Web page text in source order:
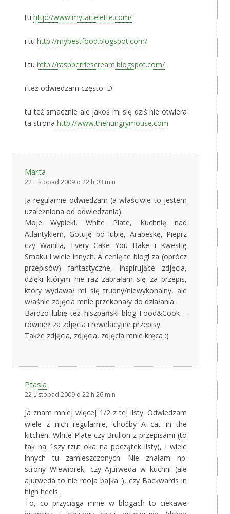
tu http://www.mytartelette.com/
i tu http://mybestfood.blogspot.com/
i tu http://raspberriescream.blogspot.com/
i też odwiedzam często :D
tu też smacznie ale jakoś mi się dziś nie otwiera
ta strona http://www.thehungrymouse.com
Marta
22 Listopad 2009 o 22 h 03 min
Ja regularnie odwiedzam (a właściwie to jestem
uzależniona od odwiedzania):
Moje Wypieki, White Plate, Kuchnię nad
Atlantykiem, Gotuję bo lubię, Arabeskę, Pieprz
czy Wanilia, Every Cake You Bake i Kwestię
Smaku i wiele innych. A cenię te blogi za (oprócz
przepisów) fantastyczne, inspirujące zdjęcia,
dzięki którym nie raz zabrałam się za przepis,
który wydawał mi się trudny/niewykonalny, ale
właśnie zdjęcia mnie przekonały do działania.
Bardzo lubię też hiszpański blog Food&Cook –
również za zdjęcia i rewelacyjne przepisy.
Także zdjęcia, zdjęcia, zdjęcia mnie kręca :)
Ptasia
22 Listopad 2009 o 22 h 26 min
Ja znam mniej więcej 1/2 z tej listy. Odwiedzam
wiele z nich regularnie, choćby A cat in the
kitchen, White Plate czy Brulion z przepisami (to
tak na 1szy rzut oka na początek listy), i wiele
innych tu zamieszczonych. Nie znałam np.
strony Wiewiorek, czy Ajurweda w kuchni (ale
ajurweda to nie moja bajka :), czy Backwards in
high heels.
To, co przyciąga mnie w blogach to ciekawe